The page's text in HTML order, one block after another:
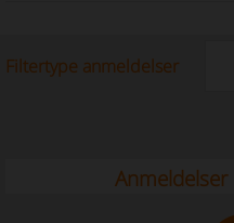
Filtertype anmeldelser
Anmeldelser